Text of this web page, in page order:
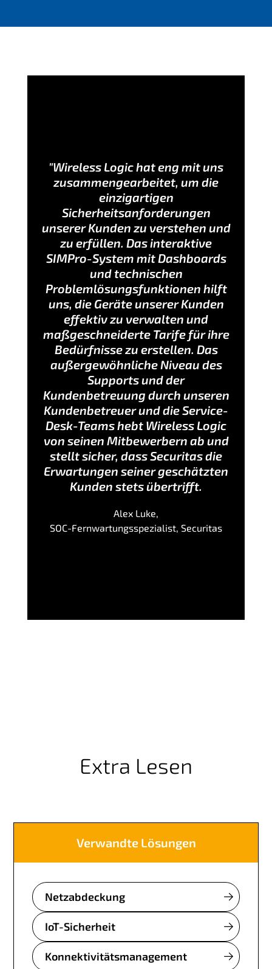
"Wireless Logic hat eng mit uns
zusammengearbeitet, um die
einzigartigen
Sicherheitsanforderungen
unserer Kunden zu verstehen und
zu erfüllen. Das interaktive
SIMPro-System mit Dashboards
und technischen
Problemlösungsfunktionen hilft
uns, die Geräte unserer Kunden
effektiv zu verwalten und
maßgeschneiderte Tarife für ihre
Bedürfnisse zu erstellen. Das
außergewöhnliche Niveau des
Supports und der
Kundenbetreuung durch unseren
Kundenbetreuer und die Service-
Desk-Teams hebt Wireless Logic
von seinen Mitbewerbern ab und
stellt sicher, dass Securitas die
Erwartungen seiner geschätzten
Kunden stets übertrifft.
Alex Luke,
SOC-Fernwartungsspezialist, Securitas
Extra Lesen
Verwandte Lösungen
Netzabdeckung
IoT-Sicherheit
Konnektivitätsmanagement